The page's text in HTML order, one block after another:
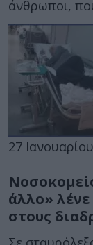
άνθρωποι,
27
άλλο» λένε
στους